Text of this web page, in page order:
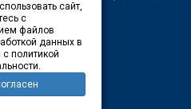
для детей)
сайт,
с
файлов
данных в
с политикой